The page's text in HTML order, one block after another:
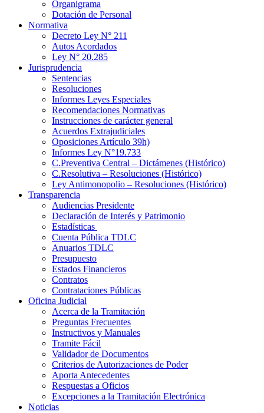
Organigrama
Dotación de Personal
Normativa
Decreto Ley N° 211
Autos Acordados
Ley N° 20.285
Jurisprudencia
Sentencias
Resoluciones
Informes Leyes Especiales
Recomendaciones Normativas
Instrucciones de carácter general
Acuerdos Extrajudiciales
Oposiciones Artículo 39h)
Informes Ley N°19.733
C.Preventiva Central – Dictámenes (Histórico)
C.Resolutiva – Resoluciones (Histórico)
Ley Antimonopolio – Resoluciones (Histórico)
Transparencia
Audiencias Presidente
Declaración de Interés y Patrimonio
Estadísticas
Cuenta Pública TDLC
Anuarios TDLC
Presupuesto
Estados Financieros
Contratos
Contrataciones Públicas
Oficina Judicial
Acerca de la Tramitación
Preguntas Frecuentes
Instructivos y Manuales
Tramite Fácil
Validador de Documentos
Criterios de Autorizaciones de Poder
Aporta Antecedentes
Respuestas a Oficios
Excepciones a la Tramitación Electrónica
Noticias